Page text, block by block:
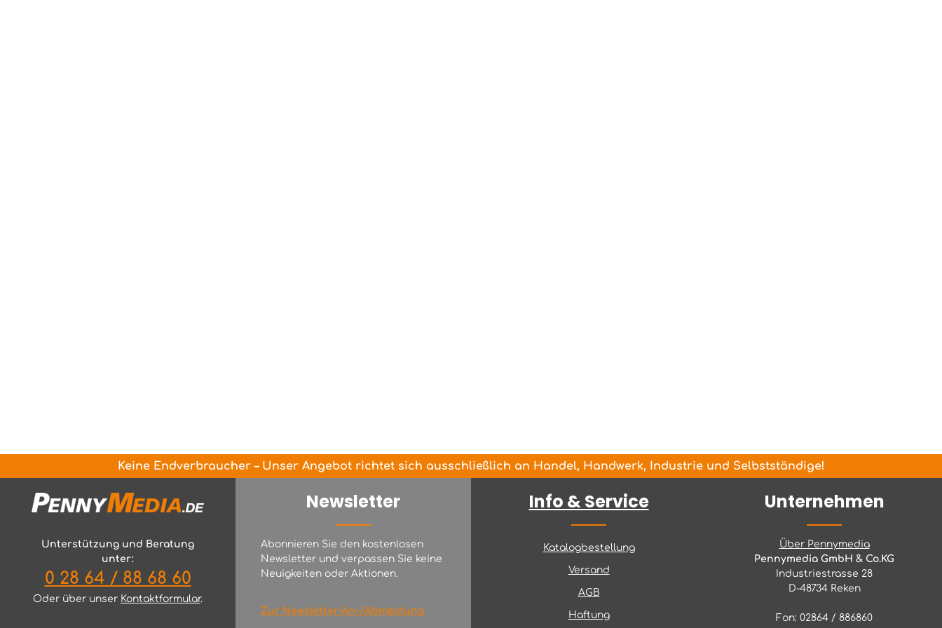
Keine Endverbraucher – Unser Angebot richtet sich ausschließlich an Handel, Handwerk, Industrie und Selbstständige!
Unterstützung und Beratung
unter:
0 28 64 / 88 68 60
Oder über unser Kontaktformular.
Newsletter
Abonnieren Sie den kostenlosen
Newsletter und verpassen Sie keine
Neuigkeiten oder Aktionen.
Zur Newsletter-An-/Abmeldung
Info & Service
Katalogbestellung
Versand
AGB
Haftung
Unternehmen
Über Pennymedia
Pennymedia GmbH & Co.KG
Industriestrasse 28
D-48734 Reken
Fon: 02864 / 886860